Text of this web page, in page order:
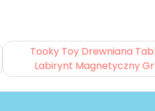
Tooky Toy Drewniana
Labirynt Magnetyczny